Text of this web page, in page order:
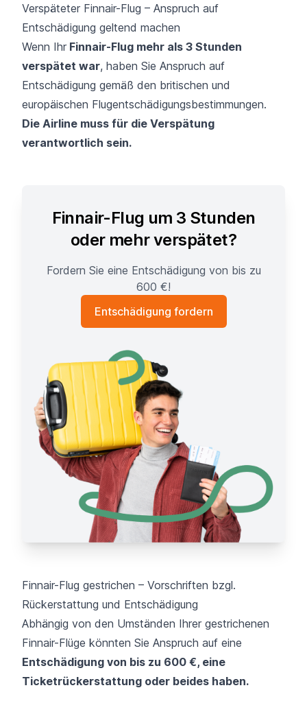
Verspäteter Finnair-Flug – Anspruch auf
Entschädigung geltend machen
Wenn Ihr Finnair-Flug mehr als 3 Stunden
verspätet war, haben Sie Anspruch auf
Entschädigung gemäß den britischen und
europäischen Flugentschädigungsbestimmungen.
Die Airline muss für die Verspätung
verantwortlich sein.
Finnair-Flug um 3 Stunden
oder mehr verspätet?
Fordern Sie eine Entschädigung von bis zu
600 €!
Entschädigung fordern
Finnair-Flug gestrichen – Vorschriften bzgl.
Rückerstattung und Entschädigung
Abhängig von den Umständen Ihrer gestrichenen
Finnair-Flüge könnten Sie Anspruch auf eine
Entschädigung von bis zu 600 €, eine
Ticketrückerstattung oder beides haben.